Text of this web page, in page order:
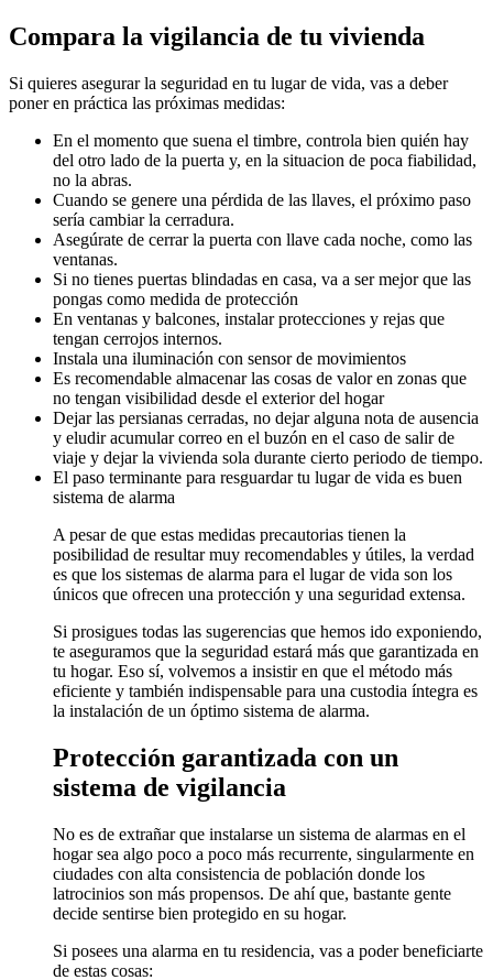
Compara la vigilancia de tu vivienda
Si quieres asegurar la seguridad en tu lugar de vida, vas a deber
poner en práctica las próximas medidas:
En el momento que suena el timbre, controla bien quién hay
del otro lado de la puerta y, en la situacion de poca fiabilidad,
no la abras.
Cuando se genere una pérdida de las llaves, el próximo paso
sería cambiar la cerradura.
Asegúrate de cerrar la puerta con llave cada noche, como las
ventanas.
Si no tienes puertas blindadas en casa, va a ser mejor que las
pongas como medida de protección
En ventanas y balcones, instalar protecciones y rejas que
tengan cerrojos internos.
Instala una iluminación con sensor de movimientos
Es recomendable almacenar las cosas de valor en zonas que
no tengan visibilidad desde el exterior del hogar
Dejar las persianas cerradas, no dejar alguna nota de ausencia
y eludir acumular correo en el buzón en el caso de salir de
viaje y dejar la vivienda sola durante cierto periodo de tiempo.
El paso terminante para resguardar tu lugar de vida es buen
sistema de alarma
A pesar de que estas medidas precautorias tienen la
posibilidad de resultar muy recomendables y útiles, la verdad
es que los sistemas de alarma para el lugar de vida son los
únicos que ofrecen una protección y una seguridad extensa.
Si prosigues todas las sugerencias que hemos ido exponiendo,
te aseguramos que la seguridad estará más que garantizada en
tu hogar. Eso sí, volvemos a insistir en que el método más
eficiente y también indispensable para una custodia íntegra es
la instalación de un óptimo sistema de alarma.
Protección garantizada con un
sistema de vigilancia
No es de extrañar que instalarse un sistema de alarmas en el
hogar sea algo poco a poco más recurrente, singularmente en
ciudades con alta consistencia de población donde los
latrocinios son más propensos. De ahí que, bastante gente
decide sentirse bien protegido en su hogar.
Si posees una alarma en tu residencia, vas a poder beneficiarte
de estas cosas: